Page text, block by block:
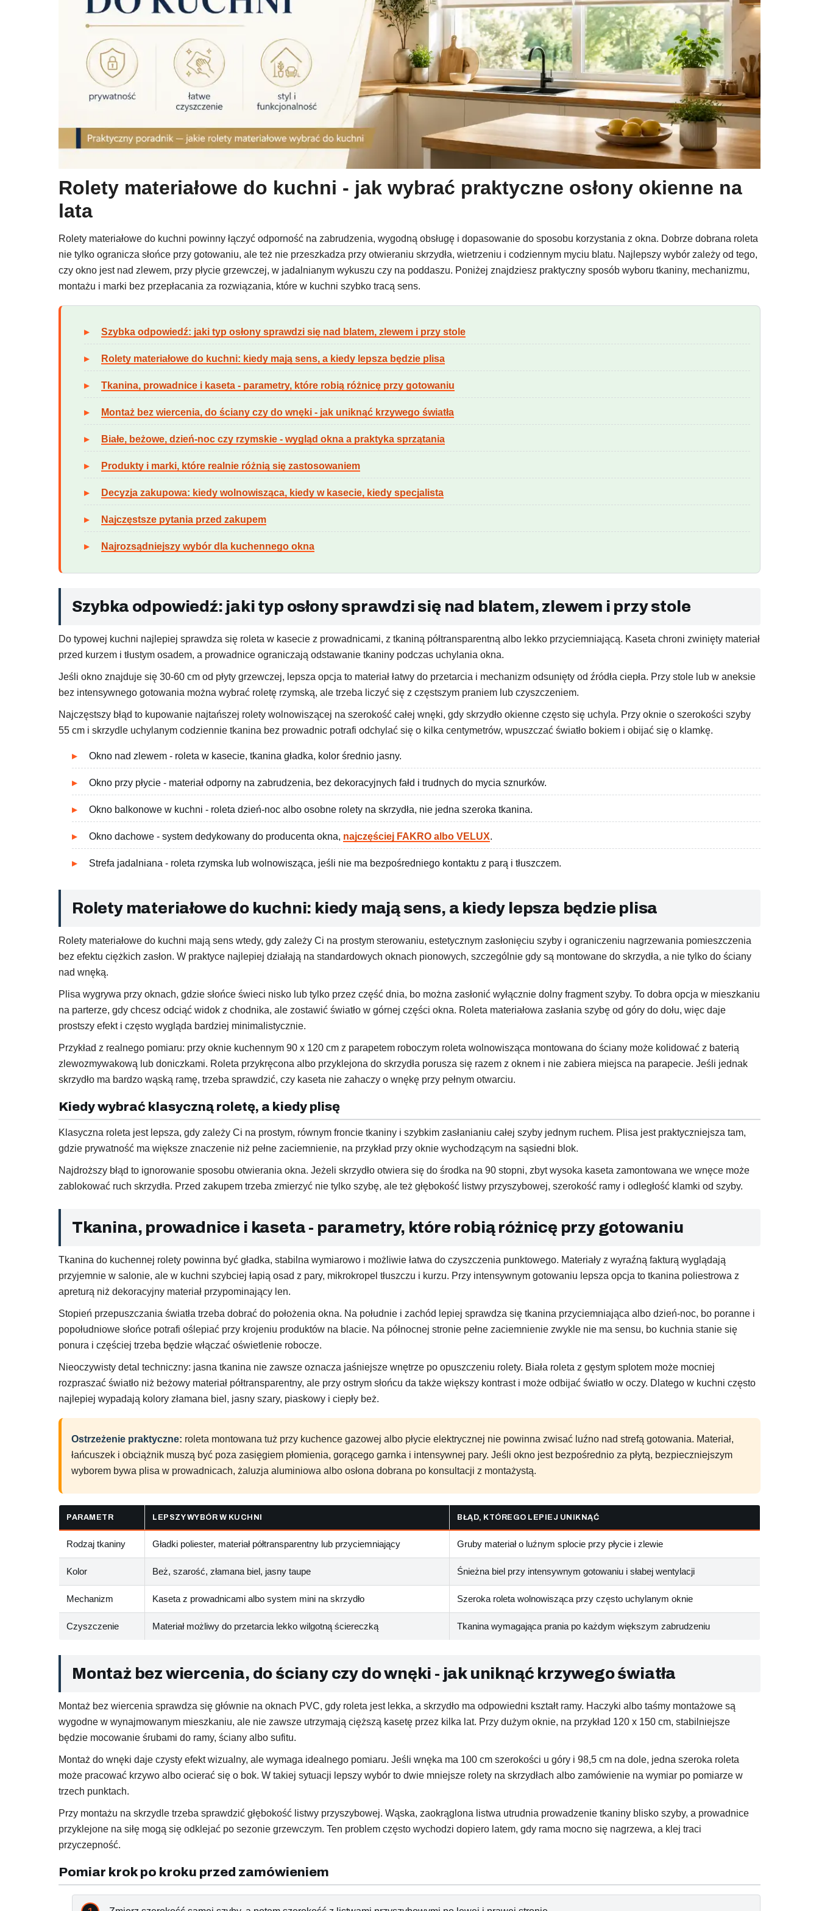
Rolety materiałowe do kuchni - jak wybrać praktyczne osłony okienne na
lata
Rolety materiałowe do kuchni powinny łączyć odporność na zabrudzenia, wygodną obsługę i dopasowanie do sposobu korzystania z okna. Dobrze dobrana roleta
nie tylko ogranicza słońce przy gotowaniu, ale też nie przeszkadza przy otwieraniu skrzydła, wietrzeniu i codziennym myciu blatu. Najlepszy wybór zależy od tego,
czy okno jest nad zlewem, przy płycie grzewczej, w jadalnianym wykuszu czy na poddaszu. Poniżej znajdziesz praktyczny sposób wyboru tkaniny, mechanizmu,
montażu i marki bez przepłacania za rozwiązania, które w kuchni szybko tracą sens.
Szybka odpowiedź: jaki typ osłony sprawdzi się nad blatem, zlewem i przy stole
Rolety materiałowe do kuchni: kiedy mają sens, a kiedy lepsza będzie plisa
Tkanina, prowadnice i kaseta - parametry, które robią różnicę przy gotowaniu
Montaż bez wiercenia, do ściany czy do wnęki - jak uniknąć krzywego światła
Białe, beżowe, dzień-noc czy rzymskie - wygląd okna a praktyka sprzątania
Produkty i marki, które realnie różnią się zastosowaniem
Decyzja zakupowa: kiedy wolnowisząca, kiedy w kasecie, kiedy specjalista
Najczęstsze pytania przed zakupem
Najrozsądniejszy wybór dla kuchennego okna
Szybka odpowiedź: jaki typ osłony sprawdzi się nad blatem, zlewem i przy stole
Do typowej kuchni najlepiej sprawdza się roleta w kasecie z prowadnicami, z tkaniną półtransparentną albo lekko przyciemniającą. Kaseta chroni zwinięty materiał
przed kurzem i tłustym osadem, a prowadnice ograniczają odstawanie tkaniny podczas uchylania okna.
Jeśli okno znajduje się 30-60 cm od płyty grzewczej, lepsza opcja to materiał łatwy do przetarcia i mechanizm odsunięty od źródła ciepła. Przy stole lub w aneksie
bez intensywnego gotowania można wybrać roletę rzymską, ale trzeba liczyć się z częstszym praniem lub czyszczeniem.
Najczęstszy błąd to kupowanie najtańszej rolety wolnowiszącej na szerokość całej wnęki, gdy skrzydło okienne często się uchyla. Przy oknie o szerokości szyby
55 cm i skrzydle uchylanym codziennie tkanina bez prowadnic potrafi odchylać się o kilka centymetrów, wpuszczać światło bokiem i obijać się o klamkę.
Okno nad zlewem - roleta w kasecie, tkanina gładka, kolor średnio jasny.
Okno przy płycie - materiał odporny na zabrudzenia, bez dekoracyjnych fałd i trudnych do mycia sznurków.
Okno balkonowe w kuchni - roleta dzień-noc albo osobne rolety na skrzydła, nie jedna szeroka tkanina.
Okno dachowe - system dedykowany do producenta okna, najczęściej FAKRO albo VELUX.
Strefa jadalniana - roleta rzymska lub wolnowisząca, jeśli nie ma bezpośredniego kontaktu z parą i tłuszczem.
Rolety materiałowe do kuchni: kiedy mają sens, a kiedy lepsza będzie plisa
Rolety materiałowe do kuchni mają sens wtedy, gdy zależy Ci na prostym sterowaniu, estetycznym zasłonięciu szyby i ograniczeniu nagrzewania pomieszczenia
bez efektu ciężkich zasłon. W praktyce najlepiej działają na standardowych oknach pionowych, szczególnie gdy są montowane do skrzydła, a nie tylko do ściany
nad wnęką.
Plisa wygrywa przy oknach, gdzie słońce świeci nisko lub tylko przez część dnia, bo można zasłonić wyłącznie dolny fragment szyby. To dobra opcja w mieszkaniu
na parterze, gdy chcesz odciąć widok z chodnika, ale zostawić światło w górnej części okna. Roleta materiałowa zasłania szybę od góry do dołu, więc daje
prostszy efekt i często wygląda bardziej minimalistycznie.
Przykład z realnego pomiaru: przy oknie kuchennym 90 x 120 cm z parapetem roboczym roleta wolnowisząca montowana do ściany może kolidować z baterią
zlewozmywakową lub doniczkami. Roleta przykręcona albo przyklejona do skrzydła porusza się razem z oknem i nie zabiera miejsca na parapecie. Jeśli jednak
skrzydło ma bardzo wąską ramę, trzeba sprawdzić, czy kaseta nie zahaczy o wnękę przy pełnym otwarciu.
Kiedy wybrać klasyczną roletę, a kiedy plisę
Klasyczna roleta jest lepsza, gdy zależy Ci na prostym, równym froncie tkaniny i szybkim zasłanianiu całej szyby jednym ruchem. Plisa jest praktyczniejsza tam,
gdzie prywatność ma większe znaczenie niż pełne zaciemnienie, na przykład przy oknie wychodzącym na sąsiedni blok.
Najdroższy błąd to ignorowanie sposobu otwierania okna. Jeżeli skrzydło otwiera się do środka na 90 stopni, zbyt wysoka kaseta zamontowana we wnęce może
zablokować ruch skrzydła. Przed zakupem trzeba zmierzyć nie tylko szybę, ale też głębokość listwy przyszybowej, szerokość ramy i odległość klamki od szyby.
Tkanina, prowadnice i kaseta - parametry, które robią różnicę przy gotowaniu
Tkanina do kuchennej rolety powinna być gładka, stabilna wymiarowo i możliwie łatwa do czyszczenia punktowego. Materiały z wyraźną fakturą wyglądają
przyjemnie w salonie, ale w kuchni szybciej łapią osad z pary, mikrokropel tłuszczu i kurzu. Przy intensywnym gotowaniu lepsza opcja to tkanina poliestrowa z
apreturą niż dekoracyjny materiał przypominający len.
Stopień przepuszczania światła trzeba dobrać do położenia okna. Na południe i zachód lepiej sprawdza się tkanina przyciemniająca albo dzień-noc, bo poranne i
popołudniowe słońce potrafi oślepiać przy krojeniu produktów na blacie. Na północnej stronie pełne zaciemnienie zwykle nie ma sensu, bo kuchnia stanie się
ponura i częściej trzeba będzie włączać oświetlenie robocze.
Nieoczywisty detal techniczny: jasna tkanina nie zawsze oznacza jaśniejsze wnętrze po opuszczeniu rolety. Biała roleta z gęstym splotem może mocniej
rozpraszać światło niż beżowy materiał półtransparentny, ale przy ostrym słońcu da także większy kontrast i może odbijać światło w oczy. Dlatego w kuchni często
najlepiej wypadają kolory złamana biel, jasny szary, piaskowy i ciepły beż.
Ostrzeżenie praktyczne: roleta montowana tuż przy kuchence gazowej albo płycie elektrycznej nie powinna zwisać luźno nad strefą gotowania. Materiał,
łańcuszek i obciążnik muszą być poza zasięgiem płomienia, gorącego garnka i intensywnej pary. Jeśli okno jest bezpośrednio za płytą, bezpieczniejszym
wyborem bywa plisa w prowadnicach, żaluzja aluminiowa albo osłona dobrana po konsultacji z montażystą.
PARAMETR LEPSZY WYBÓR W KUCHNI BŁĄD, KTÓREGO LEPIEJ UNIKNĄĆ
Rodzaj tkaniny Gładki poliester, materiał półtransparentny lub przyciemniający Gruby materiał o luźnym splocie przy płycie i zlewie
Kolor Beż, szarość, złamana biel, jasny taupe Śnieżna biel przy intensywnym gotowaniu i słabej wentylacji
Mechanizm Kaseta z prowadnicami albo system mini na skrzydło Szeroka roleta wolnowisząca przy często uchylanym oknie
Czyszczenie Materiał możliwy do przetarcia lekko wilgotną ściereczką Tkanina wymagająca prania po każdym większym zabrudzeniu
Montaż bez wiercenia, do ściany czy do wnęki - jak uniknąć krzywego światła
Montaż bez wiercenia sprawdza się głównie na oknach PVC, gdy roleta jest lekka, a skrzydło ma odpowiedni kształt ramy. Haczyki albo taśmy montażowe są
wygodne w wynajmowanym mieszkaniu, ale nie zawsze utrzymają cięższą kasetę przez kilka lat. Przy dużym oknie, na przykład 120 x 150 cm, stabilniejsze
będzie mocowanie śrubami do ramy, ściany albo sufitu.
Montaż do wnęki daje czysty efekt wizualny, ale wymaga idealnego pomiaru. Jeśli wnęka ma 100 cm szerokości u góry i 98,5 cm na dole, jedna szeroka roleta
może pracować krzywo albo ocierać się o bok. W takiej sytuacji lepszy wybór to dwie mniejsze rolety na skrzydłach albo zamówienie na wymiar po pomiarze w
trzech punktach.
Przy montażu na skrzydle trzeba sprawdzić głębokość listwy przyszybowej. Wąska, zaokrąglona listwa utrudnia prowadzenie tkaniny blisko szyby, a prowadnice
przyklejone na siłę mogą się odklejać po sezonie grzewczym. Ten problem często wychodzi dopiero latem, gdy rama mocno się nagrzewa, a klej traci
przyczepność.
Pomiar krok po kroku przed zamówieniem